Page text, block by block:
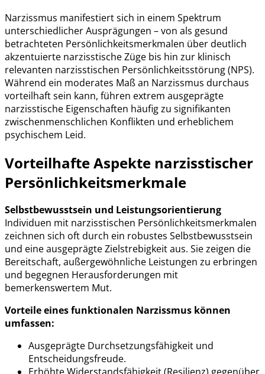
Narzissmus manifestiert sich in einem Spektrum
unterschiedlicher Ausprägungen – von als gesund
betrachteten Persönlichkeitsmerkmalen über deutlich
akzentuierte narzisstische Züge bis hin zur klinisch
relevanten narzisstischen Persönlichkeitsstörung (NPS).
Während ein moderates Maß an Narzissmus durchaus
vorteilhaft sein kann, führen extrem ausgeprägte
narzisstische Eigenschaften häufig zu signifikanten
zwischenmenschlichen Konflikten und erheblichem
psychischem Leid.
Vorteilhafte Aspekte narzisstischer
Persönlichkeitsmerkmale
Selbstbewusstsein und Leistungsorientierung
Individuen mit narzisstischen Persönlichkeitsmerkmalen
zeichnen sich oft durch ein robustes Selbstbewusstsein
und eine ausgeprägte Zielstrebigkeit aus. Sie zeigen die
Bereitschaft, außergewöhnliche Leistungen zu erbringen
und begegnen Herausforderungen mit
bemerkenswertem Mut.
Vorteile eines funktionalen Narzissmus können
umfassen:
Ausgeprägte Durchsetzungsfähigkeit und
Entscheidungsfreude.